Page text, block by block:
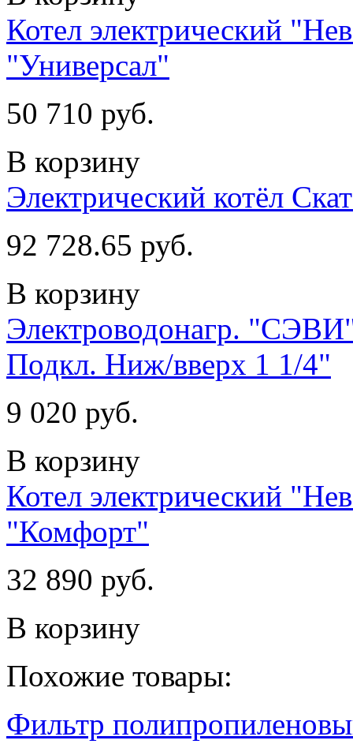
Котел электрический
"Универсал"
50 710 руб.
В корзину
Электрический котёл
92 728.65 руб.
В корзину
Электроводонагр.
Подкл. Ниж/вверх 1 1/4"
9 020 руб.
В корзину
Котел электрический
"Комфорт"
32 890 руб.
В корзину
Похожие товары:
Фильтр